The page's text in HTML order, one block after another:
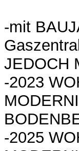
-mit
JEDOCH
-2023
-2025